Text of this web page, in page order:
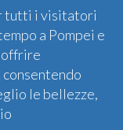
tutti i visitatori
a Pompei e
offrire
le bellezze,